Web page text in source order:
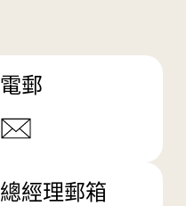
電郵
總經理郵箱